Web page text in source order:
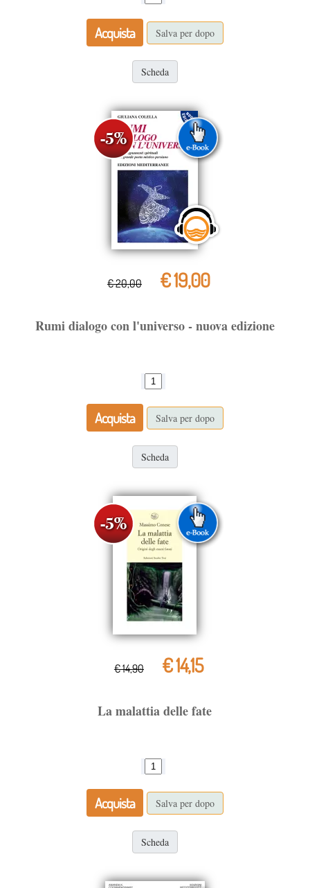
Acquista Salva per dopo
Scheda
€ 20,00 € 19,00
Rumi dialogo con l'universo - nuova edizione
Acquista Salva per dopo
Scheda
€ 14,90 € 14,15
La malattia delle fate
Acquista Salva per dopo
Scheda